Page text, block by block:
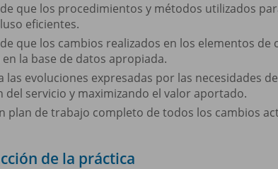
que los procedimientos y métodos utilizados
eficientes.
que los cambios realizados en los elementos
la base de datos apropiada.
las evoluciones expresadas por las necesidades
servicio y maximizando el valor aportado.
plan de trabajo completo de todos los cambios
de la práctica